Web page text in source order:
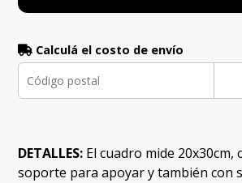
Calculá el costo de envío
DETALLES: El cuadro mide 20x30cm,
soporte para apoyar y también con